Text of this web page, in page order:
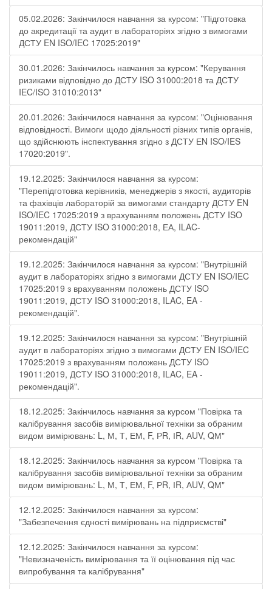
05.02.2026: Закінчилося навчання за курсом: "Підготовка
до акредитації та аудит в лабораторіях згідно з вимогами
ДСТУ EN ISO/IEC 17025:2019"
30.01.2026: Закінчилось навчання за курсом: "Керування
ризиками відповідно до ДСТУ ISO 31000:2018 та ДСТУ
IEC/ISO 31010:2013"
20.01.2026: Закінчилося навчання за курсом: "Оцінювання
відповідності. Вимоги щодо діяльності різних типів органів,
що здійснюють інспектування згідно з ДСТУ ЕN ISO/IES
17020:2019".
19.12.2025: Закінчилося навчання за курсом:
"Перепідготовка керівників, менеджерів з якості, аудиторів
та фахівців лабораторій за вимогами стандарту ДСТУ EN
ISO/IEC 17025:2019 з врахуванням положень ДСТУ ISO
19011:2019, ДСТУ ISO 31000:2018, ЕА, ILAC-
рекомендацій"
19.12.2025: Закінчилося навчання за курсом: "Внутрішній
аудит в лабораторіях згідно з вимогами ДСТУ EN ISO/IEC
17025:2019 з врахуванням положень ДСТУ ISO
19011:2019, ДСТУ ISO 31000:2018, ILAC, EA -
рекомендацій".
19.12.2025: Закінчилося навчання за курсом: "Внутрішній
аудит в лабораторіях згідно з вимогами ДСТУ EN ISO/IEC
17025:2019 з врахуванням положень ДСТУ ISO
19011:2019, ДСТУ ISO 31000:2018, ILAC, EA -
рекомендацій".
18.12.2025: Закінчилось навчання за курсом "Повірка та
калібрування засобів вимірювальної техніки за обраним
видом вимірювань: L, М, Т, ЕМ, F, РR, ІR, АUV, QМ"
18.12.2025: Закінчилось навчання за курсом "Повірка та
калібрування засобів вимірювальної техніки за обраним
видом вимірювань: L, М, Т, ЕМ, F, РR, ІR, АUV, QМ"
12.12.2025: Закінчилося навчання за курсом:
"Забезпечення єдності вимірювань на підприємстві"
12.12.2025: Закінчилося навчання за курсом:
"Невизначеність вимірювання та її оцінювання під час
випробування та калібрування"